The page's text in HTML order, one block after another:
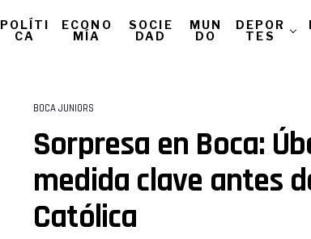
POLÍTI
CA
ECONO
MÍA
SOCIE
DAD
MUN
DO
DEPOR
TES
BOCA JUNIORS
Sorpresa en Boca:
medida clave antes
Católica